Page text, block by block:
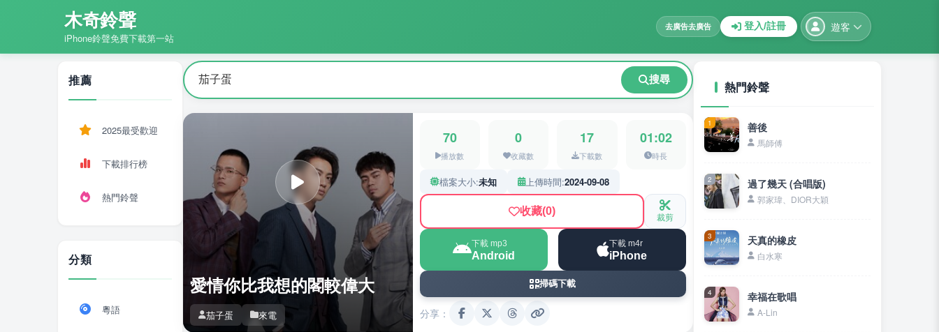
木奇鈴聲
iPhone鈴聲免費下載第一站
去廣告去廣告 登入/註冊 遊客
推薦
2025最受歡迎
下載排行榜
熱門鈴聲
分類
粵語
搜尋
愛情你比我想的閣較偉大
茄子蛋 來電
70
播放數
0
收藏數
17
下載數
01:02
時長
檔案大小:未知 上傳時間:2024-09-08
收藏(0) 裁剪
下載 mp3
Android
下載 m4r
iPhone
掃碼下載
分享：
熱門鈴聲
1 善後
馬師傅
2 過了幾天 (合唱版)
郭家瑋、DIOR大穎
3 天真的橡皮
白水寒
4 幸福在歌唱
A-Lin